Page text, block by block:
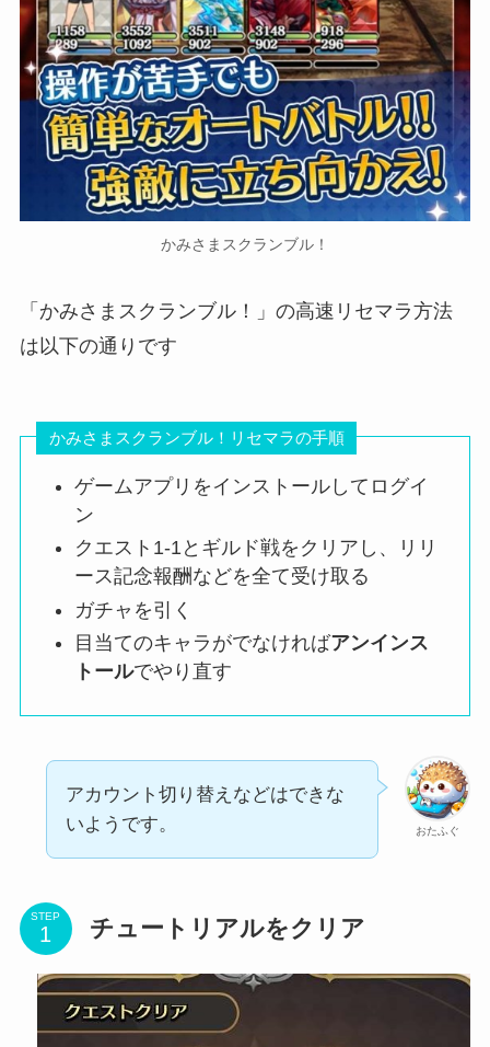
かみさまスクランブル！
「かみさまスクランブル！」の高速リセマラ方法
は以下の通りです
かみさまスクランブル！リセマラの手順
ゲームアプリをインストールしてログイ
ン
クエスト1-1とギルド戦をクリアし、リリ
ース記念報酬などを全て受け取る
ガチャを引く
目当てのキャラがでなければアンインス
トールでやり直す
おたふぐ
アカウント切り替えなどはできな
いようです。
STEP チュートリアルをクリア